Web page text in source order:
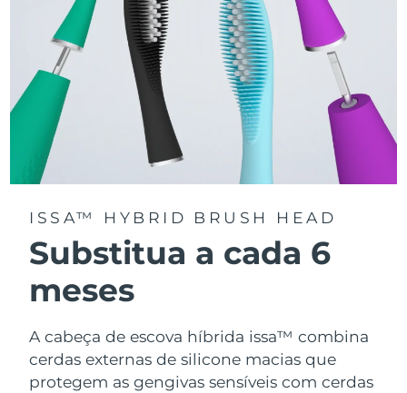
ISSA™ HYBRID BRUSH HEAD
Substitua a cada 6
meses
A cabeça de escova híbrida issa™ combina
cerdas externas de silicone macias que
protegem as gengivas sensíveis com cerdas